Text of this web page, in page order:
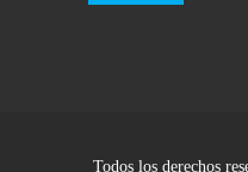
Todos los derechos